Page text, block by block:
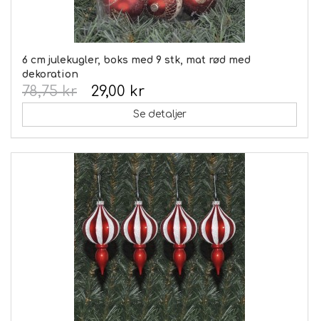
6 cm julekugler, boks med 9 stk, mat rød med
dekoration
29,00 kr
78,75 kr
Se detaljer